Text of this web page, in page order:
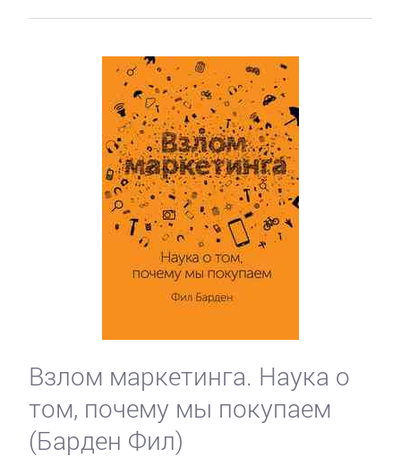
Взлом маркетинга. Наука о
том, почему мы покупаем
(Барден Фил)